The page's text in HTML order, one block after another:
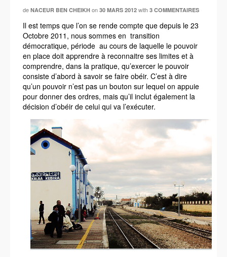
de NACEUR BEN CHEIKH on 30 MARS 2012 with 3 COMMENTAIRES
Il est temps que l’on se rende compte que depuis le 23
Octobre 2011, nous sommes en transition
démocratique, période au cours de laquelle le pouvoir
en place doit apprendre à reconnaitre ses limites et à
comprendre, dans la pratique, qu’exercer le pouvoir
consiste d’abord à savoir se faire obéir. C’est à dire
qu’un pouvoir n’est pas un bouton sur lequel on appuie
pour donner des ordres, mais qu’il inclut également la
décision d’obéir de celui qui va l’exécuter.